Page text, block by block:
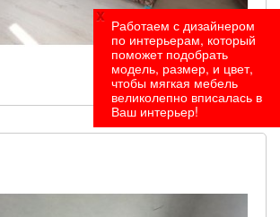
Под заказ
Работаем с дизайнером
по интерьерам, который
поможет подобрать
модель, размер, и цвет,
чтобы мягкая мебель
великолепно вписалась в
Ваш интерьер!
x